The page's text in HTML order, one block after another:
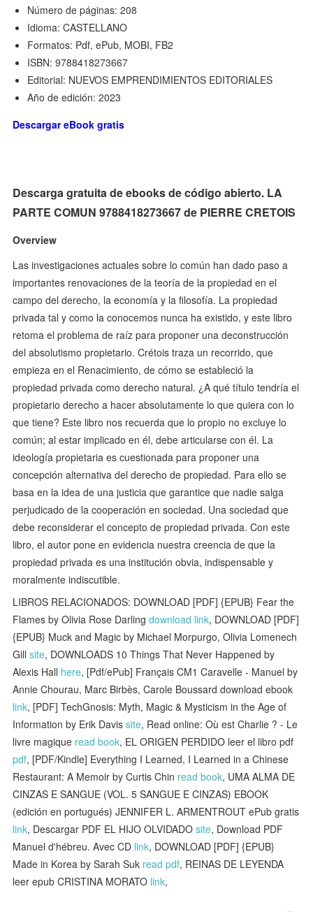
Número de páginas: 208
Idioma: CASTELLANO
Formatos: Pdf, ePub, MOBI, FB2
ISBN: 9788418273667
Editorial: NUEVOS EMPRENDIMIENTOS EDITORIALES
Año de edición: 2023
Descargar eBook gratis
Descarga gratuita de ebooks de código abierto. LA
PARTE COMUN 9788418273667 de PIERRE CRETOIS
Overview
Las investigaciones actuales sobre lo común han dado paso a
importantes renovaciones de la teoría de la propiedad en el
campo del derecho, la economía y la filosofía. La propiedad
privada tal y como la conocemos nunca ha existido, y este libro
retoma el problema de raíz para proponer una deconstrucción
del absolutismo propietario. Crétois traza un recorrido, que
empieza en el Renacimiento, de cómo se estableció la
propiedad privada como derecho natural. ¿A qué título tendría el
propietario derecho a hacer absolutamente lo que quiera con lo
que tiene? Este libro nos recuerda que lo propio no excluye lo
común; al estar implicado en él, debe articularse con él. La
ideología propietaria es cuestionada para proponer una
concepción alternativa del derecho de propiedad. Para ello se
basa en la idea de una justicia que garantice que nadie salga
perjudicado de la cooperación en sociedad. Una sociedad que
debe reconsiderar el concepto de propiedad privada. Con este
libro, el autor pone en evidencia nuestra creencia de que la
propiedad privada es una institución obvia, indispensable y
moralmente indiscutible.
LIBROS RELACIONADOS: DOWNLOAD [PDF] {EPUB} Fear the
Flames by Olivia Rose Darlingdownload link, DOWNLOAD [PDF]
{EPUB} Muck and Magic by Michael Morpurgo, Olivia Lomenech
Gillsite, DOWNLOADS 10 Things That Never Happened by
Alexis Hall here, [Pdf/ePub] Français CM1 Caravelle - Manuel by
Annie Chourau, Marc Birbès, Carole Boussard download ebook
link, [PDF] TechGnosis: Myth, Magic & Mysticism in the Age of
Information by Erik Davissite, Read online: Où est Charlie ? - Le
livre magique read book, EL ORIGEN PERDIDO leer el libro pdf
pdf, [PDF/Kindle] Everything I Learned, I Learned in a Chinese
Restaurant: A Memoir by Curtis Chin read book, UMA ALMA DE
CINZAS E SANGUE (VOL. 5 SANGUE E CINZAS) EBOOK
(edición en portugués) JENNIFER L. ARMENTROUT ePub gratis
link, Descargar PDF EL HIJO OLVIDADOsite, Download PDF
Manuel d'hébreu. Avec CD link, DOWNLOAD [PDF] {EPUB}
Made in Korea by Sarah Suk read pdf, REINAS DE LEYENDA
leer epub CRISTINA MORATO link,